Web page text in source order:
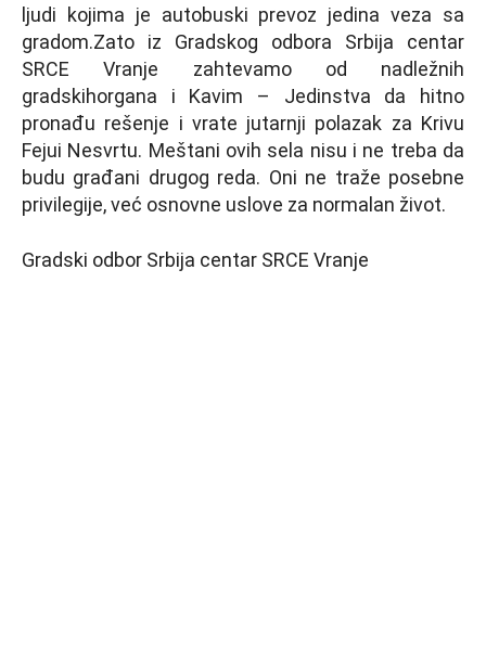
ljudi kojima je autobuski prevoz jedina veza sa
gradom.Zato iz Gradskog odbora Srbija centar
SRCE Vranje zahtevamo od nadležnih
gradskihorgana i Kavim – Jedinstva da hitno
pronađu rešenje i vrate jutarnji polazak za Krivu
Fejui Nesvrtu. Meštani ovih sela nisu i ne treba da
budu građani drugog reda. Oni ne traže posebne
privilegije, već osnovne uslove za normalan život.
Gradski odbor Srbija centar SRCE Vranje